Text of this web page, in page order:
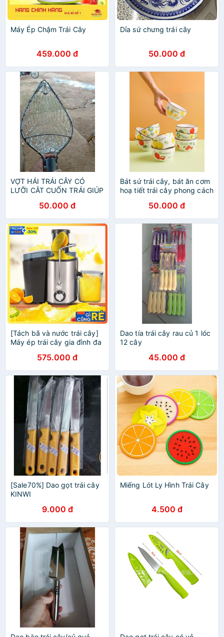
Máy Ép Chậm Trái Cây
459.000 đ
Dỉa sứ chưng trái cây
50.000 đ
VỢT HÁI TRÁI CÂY CÓ
LƯỠI CẮT CUỐN TRÁI GIÚP
GIẤC..CÁC LOẠI TRÁI CÂY
50.000 đ
Bát sứ trái cây, bát ăn cơm
hoạ tiết trái cây phong cách
50.000 đ
[Tách bã và nước trái cây]
Máy ép trái cây gia đình đa
trái cây và rau củ tự động
575.000 đ
Dao tía trái cây rau củ 1 lóc
12 cây
45.000 đ
[Sale70%] Dao gọt trái cây
KINWI
9.000 đ
Miếng Lót Ly Hình Trái Cây
4.500 đ